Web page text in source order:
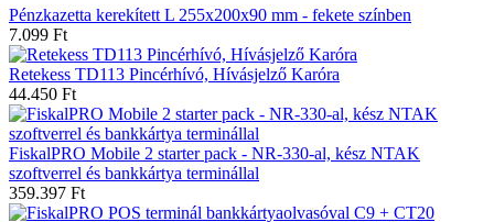
Pénzkazetta kerekített L 255x200x90 mm - fekete színben
7.099 Ft
Retekess TD113 Pincérhívó, Hívásjelző Karóra
44.450 Ft
FiskalPRO Mobile 2 starter pack - NR-330-al, kész NTAK
szoftverrel és bankkártya terminállal
359.397 Ft